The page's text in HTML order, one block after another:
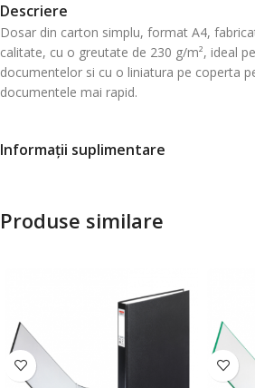
Descriere
Dosar din carton simplu, format A4,
calitate, cu o greutate de 230 g/m², ideal
documentelor si cu o liniatura pe coperta
documentele mai rapid.
Informații suplimentare
Produse similare